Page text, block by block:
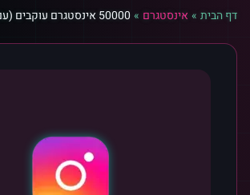
דף הבית » אינסטגרם » 50000 אינסטגרם עוקבים (עם אחריות)